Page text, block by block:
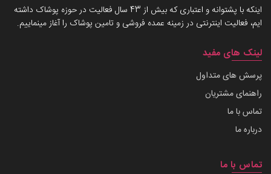
اینکه با پشتوانه و اعتباری که بیش از 43 سال فعالیت در حوزه پوشاک داشته
ایم، فعالیت اینترنتی در زمینه عمده فروشی و تامین پوشاک را آغاز مینماییم.
لینک های مفید
پرسش های متداول
راهنمای مشتریان
تماس با ما
درباره ما
تماس با ما